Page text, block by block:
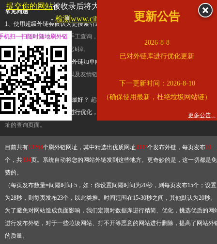
常见问题
1、使用超级外链会被认为是搜索引擎优化作弊吗？ 超级外链只是一个简便而集成
查询工具，模拟的是正常手工查询，不是作弊。如果是作弊，那您可以使用超级外
推广竞争对手的网址，让它k掉。
2、网站优化单纯依靠超级外链加单向链接可行吗？
链，需要结合普通的外链以及友情链接，您可以到站长论坛发布外链，到友情链接
台交换友情链接。
3、如何使用超级外链效果最好？ 超级外链不同于普通的外链，它是动态的链接，
有频繁使用超级外链工具进行优化，才能获得稳定的外链
，最终使搜索引擎收录带
址的查询页面。
目前共有13264个刷外链网址，其中精选出优质网址3332个发布外链，每页发布10
个，共334页。系统自动将您的网站外链发到这些地方。更奇妙的是，这一切都是免
费的。
（每页发布数量=间隔时间-5，如：你设置间隔时间为20秒，则每页发布15个；设置
为28秒，则每页发布23个，以此类推。时间范围在15-30秒之间，其他默认为20秒
为了避免对网站造成负面影响，我们定期对数据库进行精简、优化，挑选优质的网
进行发布外链，对于一些垃圾网站、打不开等恶意的网站进行删除，提高了网站外
的质量。
提交你的网站被收录后将大幅提升流量和外链，
查看展示页面
- 检测www.cihai123.com是否收录
更新公告
2026-8-8
已对外链库进行优化更新
下一更新时间：2026-8-10
（确保使用最新，杜绝垃圾网站链）
更多公告...
机扫一扫随时随地刷外链